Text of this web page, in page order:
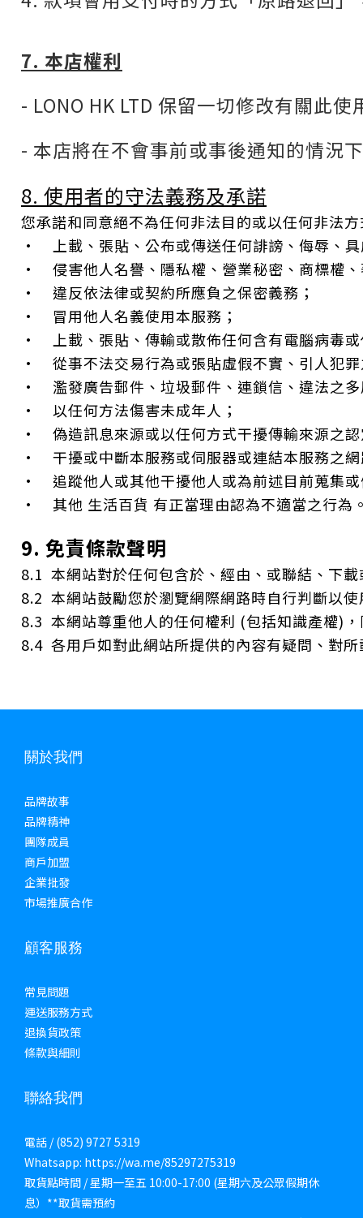
7. 本店權利
- LONO HK LTD 保留一切修改有關此
- 本店將在不會事前或事後通知的情況
8. 使用者的守法義務及承諾
您承諾和同意絕不為任何非法目的或以任何非法
• 上載、張貼、公布或傳送任何誹謗、侮辱、具
• 侵害他人名譽、隱私權、營業秘密、商標權
• 違反依法律或契約所應負之保密義務；
• 冒用他人名義使用本服務；
• 上載、張貼、傳輸或散佈任何含有電腦病毒
• 從事不法交易行為或張貼虛假不實、引人犯
• 濫發廣告郵件、垃圾郵件、連鎖信、違法之
• 以任何方法傷害未成年人；
• 偽造訊息來源或以任何方式干擾傳輸來源之
• 干擾或中斷本服務或伺服器或連結本服務之
• 追蹤他人或其他干擾他人或為前述目前蒐集
• 其他 生活百貨 有正當理由認為不適當之行為
9. 免責條款聲明
8.1 本網站對於任何包含於、經由、或聯結、下
8.2 本網站鼓勵您於瀏覽網際網路時自行判斷以
8.3 本網站尊重他人的任何權利 (包括知識產權)
8.4 各用戶如對此網站所提供的內容有疑問、對
關於我們
品牌故事
品牌精神
團隊成員
商戶加盟
企業批發
市場推廣合作
顧客服務
常見問題
運送服務方式
退換貨政策
條款與細則
聯絡我們
電話 / (852) 9727 5319
Whatsapp: https://wa.me/85297275319
取貨點時間 / 星期一至五 10:00-17:00 (星期六及公眾假期休
息）**取貨需預約